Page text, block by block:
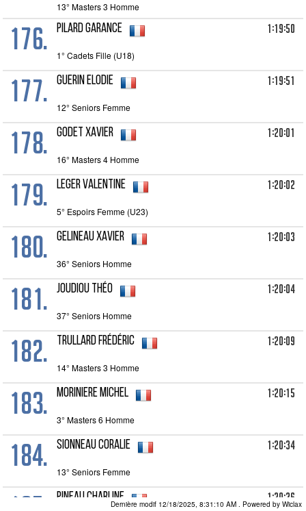
13° Masters 3 Homme
176. PILARD Garance 1:19:50
1° Cadets Fille (U18)
177. GUERIN Elodie 1:19:51
12° Seniors Femme
178. GODET Xavier 1:20:01
16° Masters 4 Homme
179. LEGER Valentine 1:20:02
5° Espoirs Femme (U23)
180. GELINEAU Xavier 1:20:03
36° Seniors Homme
181. JOUDIOU Théo 1:20:04
37° Seniors Homme
182. TRULLARD Frédéric 1:20:09
14° Masters 3 Homme
183. MORINIERE Michel 1:20:15
3° Masters 6 Homme
184. SIONNEAU Coralie 1:20:34
13° Seniors Femme
PINEAU Charline 1:20:36
Dernière modif 12/18/2025, 8:31:10 AM . Powered by Wiclax